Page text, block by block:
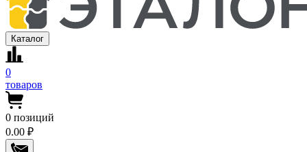
Каталог
0
товаров
0 позиций
0.00 ₽